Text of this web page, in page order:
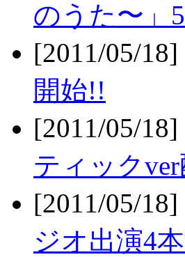
のうた〜」
[2011/05/
開始!!
[2011/05/
ティック
[2011/05/
ジオ出演4